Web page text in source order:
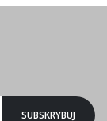
SUBSKRYBUJ